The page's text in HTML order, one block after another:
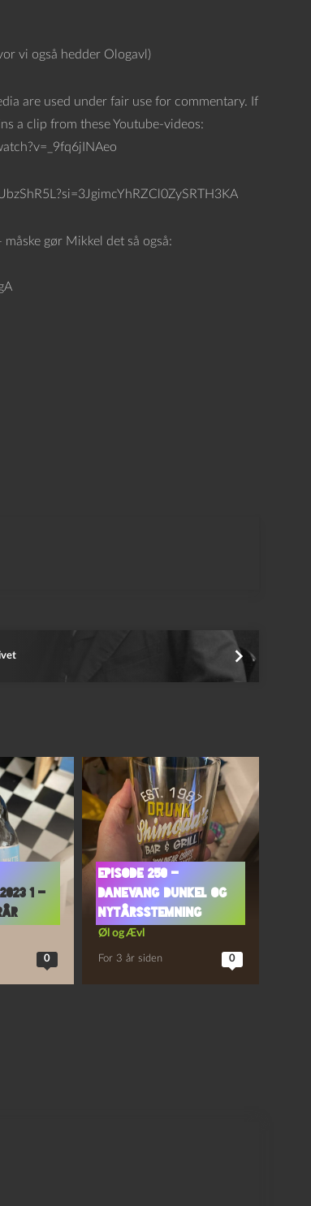
vi også hedder Ologavl)
are used under fair use for commentary. If
a clip from these Youtube-videos:
gør Mikkel det så også:
1 –
0
Episode 250 –
Danevang Dunkel og
Nytårsstemning
Øl og Ævl
For 3 år siden 0